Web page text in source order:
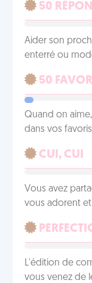
50
Aider son
enterré ou
50
Quand on
dans vos
CUI, CUI
Vous avez
vous adorent
L'édition de
vous venez de